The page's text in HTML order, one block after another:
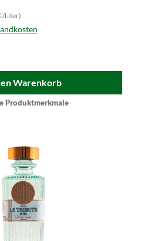
Liter)
Warenkorb
Produktmerkmale